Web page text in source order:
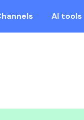
AI tools